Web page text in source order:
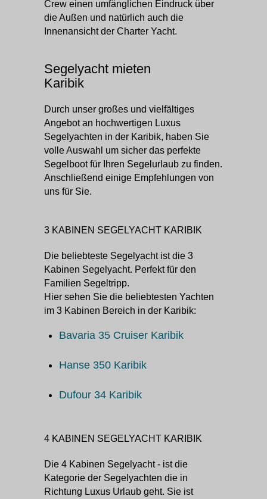
Crew einen umfänglichen Eindruck über
die Außen und natürlich auch die
Innenansicht der Charter Yacht.
Segelyacht mieten
Karibik
Durch unser großes und vielfältiges
Angebot an hochwertigen Luxus
Segelyachten in der Karibik, haben Sie
volle Auswahl um sicher das perfekte
Segelboot für Ihren Segelurlaub zu finden.
Anschließend einige Empfehlungen von
uns für Sie.
3 KABINEN SEGELYACHT KARIBIK
Die beliebteste Segelyacht ist die 3
Kabinen Segelyacht. Perfekt für den
Familien Segeltripp.
Hier sehen Sie die beliebtesten Yachten
im 3 Kabinen Bereich in der Karibik:
Bavaria 35 Cruiser Karibik
Hanse 350 Karibik
Dufour 34 Karibik
4 KABINEN SEGELYACHT KARIBIK
Die 4 Kabinen Segelyacht - ist die
Kategorie der Segelyachten die in
Richtung Luxus Urlaub geht. Sie ist